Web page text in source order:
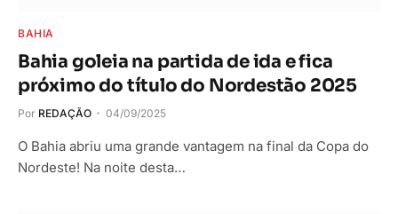
BAHIA
Bahia goleia na partida de ida e fica
próximo do título do Nordestão 2025
Por REDAÇÃO 04/09/2025
O Bahia abriu uma grande vantagem na final da Copa do
Nordeste! Na noite desta…